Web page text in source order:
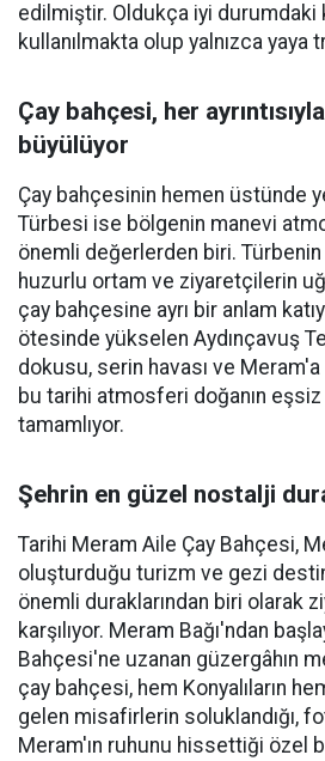
edilmiştir. Oldukça iyi durumdaki
kullanılmakta olup yalnızca yaya
Çay bahçesi, her
büyülüyor
Çay bahçesinin hemen üstünde
Türbesi ise bölgenin manevi
önemli değerlerden biri.
huzurlu ortam ve ziyaretçilerin
çay bahçesine ayrı bir anlam
ötesinde yükselen Aydınçavuş
dokusu, serin havası ve
bu tarihi atmosferi doğanın
tamamlıyor.
Şehrin en güzel nostalji
Tarihi Meram Aile Çay Bahçesi,
oluşturduğu turizm ve gezi
önemli duraklarından biri olarak
karşılıyor. Meram Bağı'ndan
Bahçesi'ne uzanan güzergâhın
çay bahçesi, hem Konyalıların
gelen misafirlerin soluklandığı,
Meram'ın ruhunu hissettiği özel